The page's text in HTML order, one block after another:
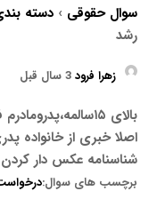
سوال حقوقی ›دسته
رشد
زهرا فرود3 سال قبل
بالای
اصلا خبری از خانواده
شناسنامه عکس دار
برچسب های سوال: